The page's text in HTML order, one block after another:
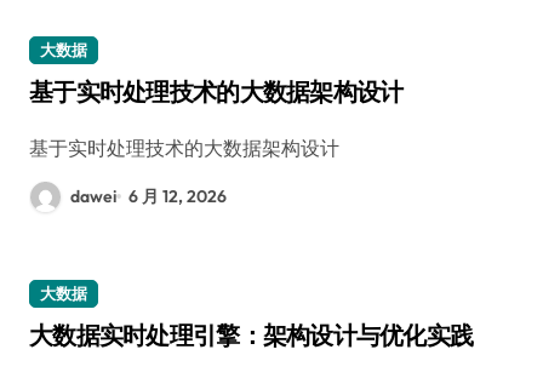
大数据
基于实时处理技术的大数据架构设计
基于实时处理技术的大数据架构设计
dawei 6 月 12, 2026
大数据
大数据实时处理引擎：架构设计与优化实践